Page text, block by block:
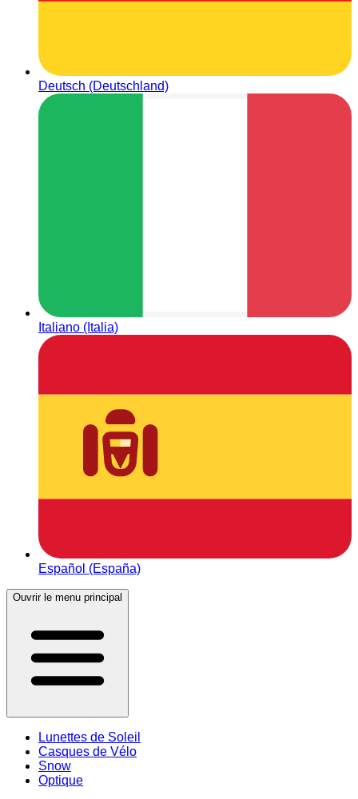
Deutsch (Deutschland)
Italiano (Italia)
Español (España)
Ouvrir le menu principal
Lunettes de Soleil
Casques de Vélo
Snow
Optique